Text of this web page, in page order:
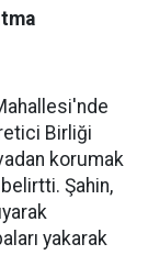
Birliği
korumak
Şahin,
yakarak